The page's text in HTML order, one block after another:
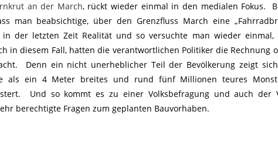
an der March, rückt wieder einmal in den medialen Fokus.
man beabsichtige, über den Grenzfluss March eine
der letzten Zeit Realität und so versuchte man wieder einmal,
in diesem Fall, hatten die verantwortlichen Politiker die Rechnung
Denn ein nicht unerheblicher Teil der Bevölkerung zeigt
als ein 4 Meter breites und rund fünf Millionen teures
Und so kommt es zu einer Volksbefragung und auch der
berechtigte Fragen zum geplanten Bauvorhaben.